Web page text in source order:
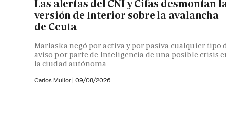
Las alertas del CNI y Cifas desmontan
versión de Interior sobre la avalancha
de Ceuta
Marlaska negó por activa y por pasiva cualquier tipo
aviso por parte de Inteligencia de una posible crisis
la ciudad autónoma
Carlos Mullor | 09/08/2026